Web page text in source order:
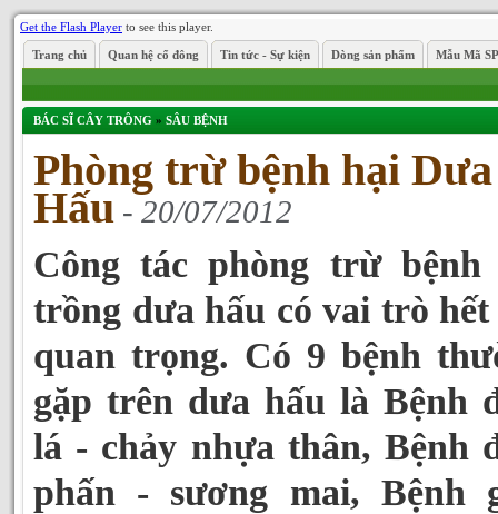
Get the Flash Player to see this player.
Trang chủ Quan hệ cổ đông Tin tức - Sự kiện Dòng sản phẩm Mẫu Mã SP
BÁC SĨ CÂY TRÔNG » SÂU BỆNH
Phòng trừ bệnh hại Dưa
Hấu - 20/07/2012
Công tác phòng trừ
trồng dưa hấu có vai trò hết
quan trọng. Có 9 bệnh
gặp trên dưa hấu là Bệnh
lá - chảy nhựa thân, Bệnh
phấn - sương mai, Bệnh